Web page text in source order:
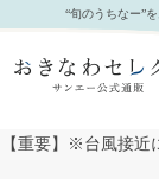
【送料無料】デイゴ柄 長
販
“旬のうちなー”
【重要】※台風接